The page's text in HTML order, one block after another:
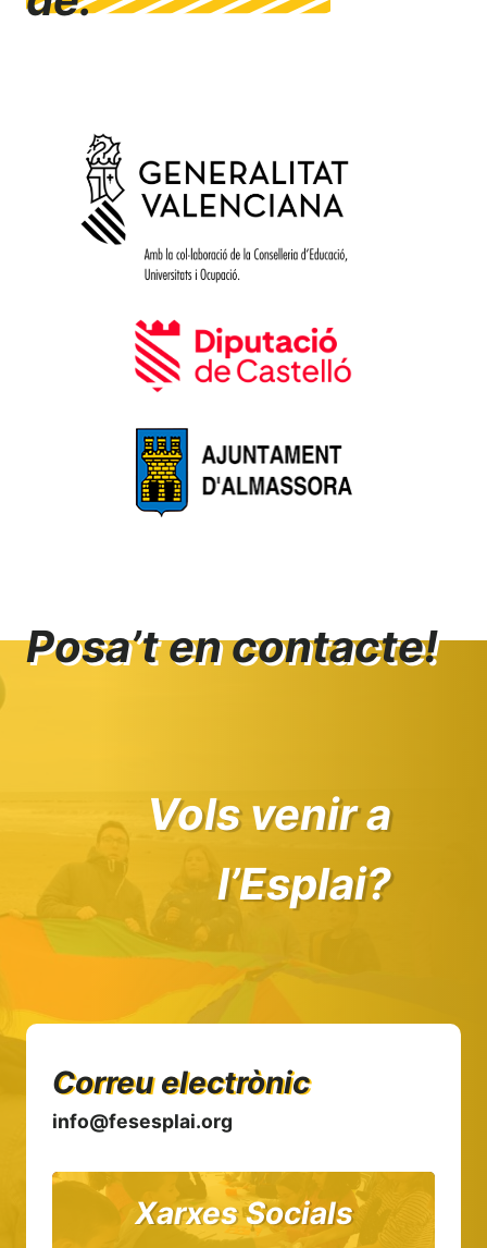
Posa’t en contacte!
Vols venir a
l’Esplai?
Correu electrònic
info@fesesplai.org
Xarxes Socials